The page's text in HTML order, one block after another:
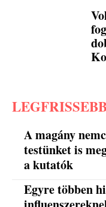
A magány
testünket is
a kutatók
Egyre többen